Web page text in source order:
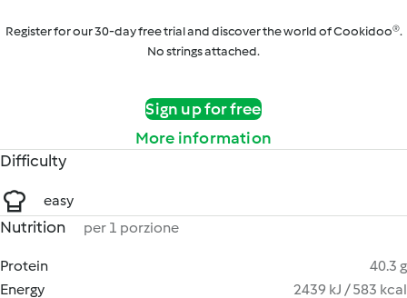
Register for our 30-day free trial and discover the world of Cookidoo®.
No strings attached.
Sign up for free
More information
Difficulty
easy
Nutrition per 1 porzione
Protein
40.3 g
Energy
2439 kJ / 583 kcal